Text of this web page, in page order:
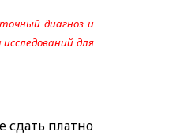
диагноз и
для
сдать платно